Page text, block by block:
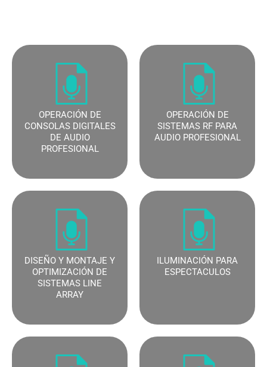
OPERACIÓN DE
CONSOLAS DIGITALES
DE AUDIO
PROFESIONAL
OPERACIÓN DE
SISTEMAS RF PARA
AUDIO PROFESIONAL
DISEÑO Y MONTAJE Y
OPTIMIZACIÓN DE
SISTEMAS LINE
ARRAY
ILUMINACIÓN PARA
ESPECTACULOS